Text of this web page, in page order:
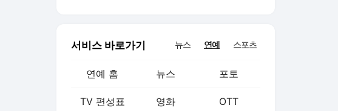
서비스 바로가기 뉴스 연예 스포츠
연예 홈 뉴스 포토
TV 편성표 영화 OTT